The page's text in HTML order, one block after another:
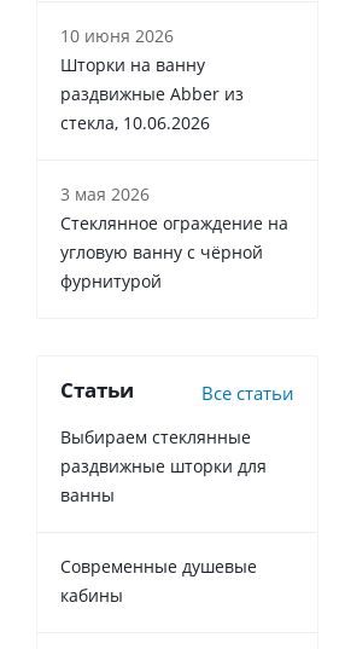
10 июня 2026
Шторки на ванну
раздвижные Abber из
стекла, 10.06.2026
3 мая 2026
Стеклянное ограждение на
угловую ванну с чёрной
фурнитурой
Статьи Все статьи
Выбираем стеклянные
раздвижные шторки для
ванны
Современные душевые
кабины